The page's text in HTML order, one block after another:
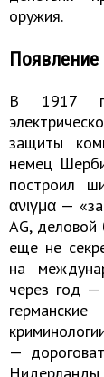
оружия.
Появление
В 1917
защиты
немец
построил
ανιγμα —
AG,
еще не
на
через год —
—